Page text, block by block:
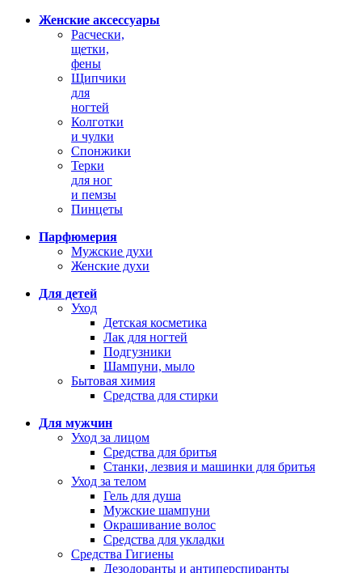
Женские аксессуары
Расчески,
щетки,
фены
Щипчики
для
ногтей
Колготки
и чулки
Спонжики
Терки
для ног
и пемзы
Пинцеты
Парфюмерия
Мужские духи
Женские духи
Для детей
Уход
Детская косметика
Лак для ногтей
Подгузники
Шампуни, мыло
Бытовая химия
Средства для стирки
Для мужчин
Уход за лицом
Средства для бритья
Станки, лезвия и машинки для бритья
Уход за телом
Гель для душа
Мужские шампуни
Окрашивание волос
Средства для укладки
Средства Гигиены
Дезодоранты и антиперспиранты